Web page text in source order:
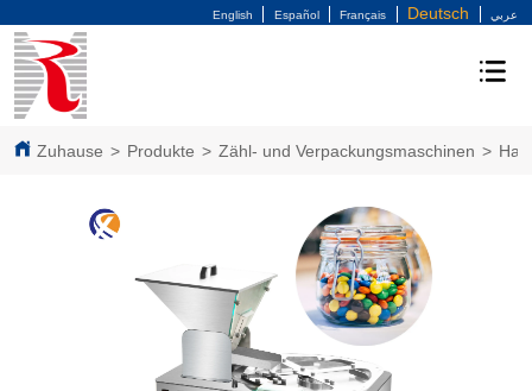
English Español Français Deutsch عربي
Zuhause > Produkte > Zähl- und Verpackungsmaschinen >